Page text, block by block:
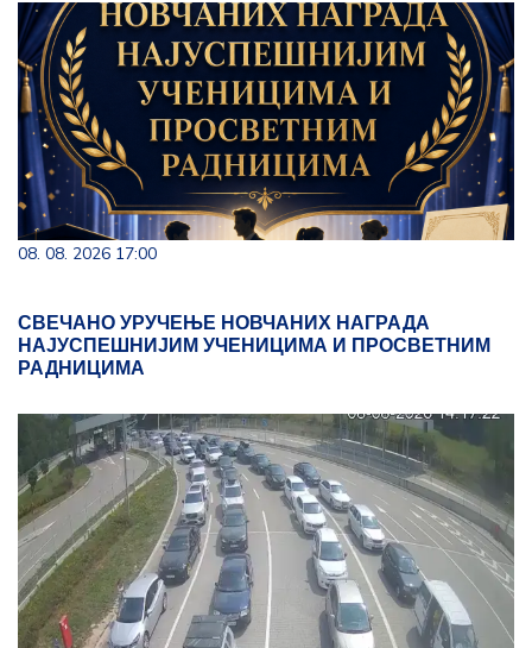
08. 08. 2026 17:00
СВЕЧАНО УРУЧЕЊЕ НОВЧАНИХ НАГРАДА
НАЈУСПЕШНИЈИМ УЧЕНИЦИМА И ПРОСВЕТНИМ
РАДНИЦИМА